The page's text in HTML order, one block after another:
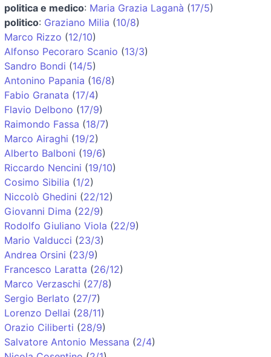
politica e medico: Maria Grazia Laganà (17/5)
politico: Graziano Milia (10/8)
Marco Rizzo (12/10)
Alfonso Pecoraro Scanio (13/3)
Sandro Bondi (14/5)
Antonino Papania (16/8)
Fabio Granata (17/4)
Flavio Delbono (17/9)
Raimondo Fassa (18/7)
Marco Airaghi (19/2)
Alberto Balboni (19/6)
Riccardo Nencini (19/10)
Cosimo Sibilia (1/2)
Niccolò Ghedini (22/12)
Giovanni Dima (22/9)
Rodolfo Giuliano Viola (22/9)
Mario Valducci (23/3)
Andrea Orsini (23/9)
Francesco Laratta (26/12)
Marco Verzaschi (27/8)
Sergio Berlato (27/7)
Lorenzo Dellai (28/11)
Orazio Ciliberti (28/9)
Salvatore Antonio Messana (2/4)